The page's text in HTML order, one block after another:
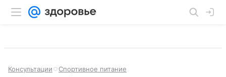
Консультации Спортивное питание